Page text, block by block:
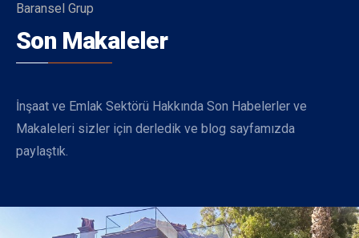
Baransel Grup
Son Makaleler
İnşaat ve Emlak Sektörü Hakkında Son Habelerler ve
Makaleleri sizler için derledik ve blog sayfamızda
paylaştık.